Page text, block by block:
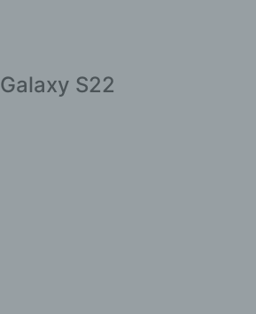
Galaxy S22